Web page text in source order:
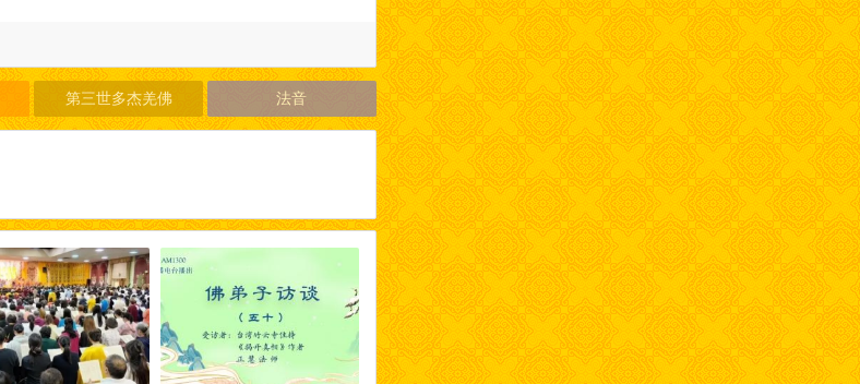
第三世多杰羌佛 法音